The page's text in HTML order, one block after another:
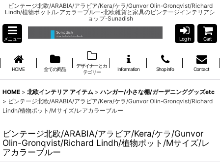
ビンテージ北欧/ARABIA/アラビア/Kera/ケラ/Gunvor Olin-Gronqvist/Richard
Lindh/植物ポット/レアカラーブルー-北欧雑貨と家具のビンテージインテリアシ
ョップ-Sunadish
メニュー Log in Cart
HOME 全ての商品
デザイナーとカ
テゴリー
Information Shop info Contact
HOME > 北欧インテリア アイテム > ハンガー/小さな棚/ガーデニンググッズetc
> ビンテージ北欧/ARABIA/アラビア/Kera/ケラ/Gunvor Olin-Gronqvist/Richard
Lindh/植物ポット/Mサイズ/レアカラーブルー
ビンテージ北欧/ARABIA/アラビア/Kera/ケラ/Gunvor
Olin-Gronqvist/Richard Lindh/植物ポット/Mサイズ/レ
アカラーブルー